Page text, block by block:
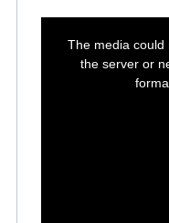
The media
the server or